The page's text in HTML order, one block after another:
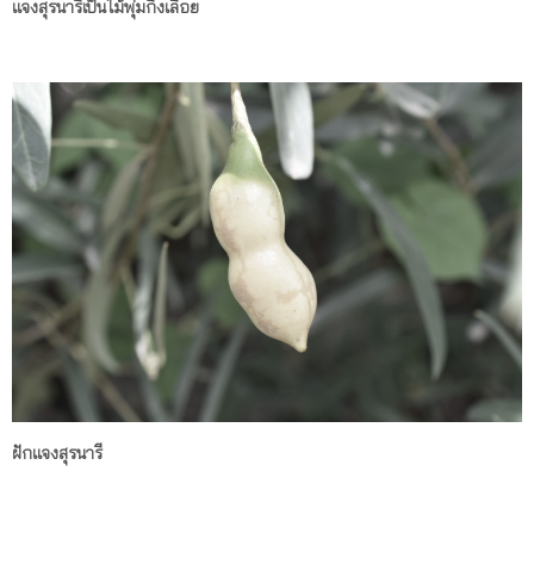
แจงสุรนารีเป็นไม้พุ่มกึ่งเลื้อย
ฝักแจงสุรนารี